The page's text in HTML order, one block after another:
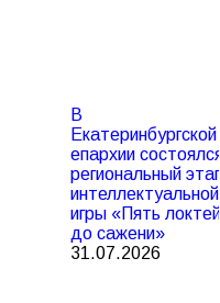
В
Екатеринбургской
епархии состоялся
региональный этап
интеллектуальной
игры «Пять локтей
до сажени»
31.07.2026